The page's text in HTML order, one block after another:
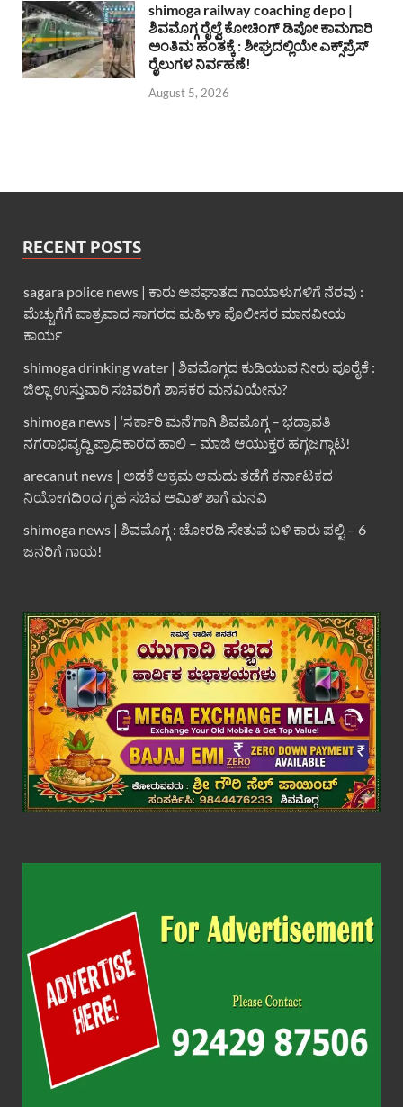
shimoga railway coaching depo |
ಶಿವಮೊಗ್ಗ ರೈಲ್ವೆ ಕೋಚಿಂಗ್ ಡಿಪೋ ಕಾಮಗಾರಿ
ಅಂತಿಮ ಹಂತಕ್ಕೆ : ಶೀಘ್ರದಲ್ಲಿಯೇ ಎಕ್ಸ್‌ಪ್ರೆಸ್
ರೈಲುಗಳ ನಿರ್ವಹಣೆ!
August 5, 2026
RECENT POSTS
sagara police news | ಕಾರು ಅಪಘಾತದ ಗಾಯಾಳುಗಳಿಗೆ ನೆರವು :
ಮೆಚ್ಚುಗೆಗೆ ಪಾತ್ರವಾದ ಸಾಗರದ ಮಹಿಳಾ ಪೊಲೀಸರ ಮಾನವೀಯ
ಕಾರ್ಯ
shimoga drinking water | ಶಿವಮೊಗ್ಗದ ಕುಡಿಯುವ ನೀರು ಪೂರೈಕೆ :
ಜಿಲ್ಲಾ ಉಸ್ತುವಾರಿ ಸಚಿವರಿಗೆ ಶಾಸಕರ ಮನವಿಯೇನು?
shimoga news | ‘ಸರ್ಕಾರಿ ಮನೆ’ಗಾಗಿ ಶಿವಮೊಗ್ಗ – ಭದ್ರಾವತಿ
ನಗರಾಭಿವೃದ್ದಿ ಪ್ರಾಧಿಕಾರದ ಹಾಲಿ – ಮಾಜಿ ಆಯುಕ್ತರ ಹಗ್ಗಜಗ್ಗಾಟ!
arecanut news | ಅಡಕೆ ಅಕ್ರಮ ಆಮದು ತಡೆಗೆ ಕರ್ನಾಟಕದ
ನಿಯೋಗದಿಂದ ಗೃಹ ಸಚಿವ ಅಮಿತ್ ಶಾಗೆ ಮನವಿ
shimoga news | ಶಿವಮೊಗ್ಗ : ಚೋರಡಿ ಸೇತುವೆ ಬಳಿ ಕಾರು ಪಲ್ಟಿ – 6
ಜನರಿಗೆ ಗಾಯ!